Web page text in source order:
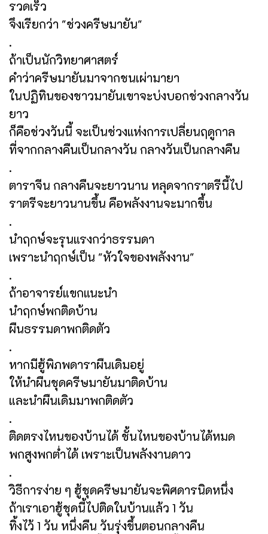
รวดเร็ว
จึงเรียกว่า "ช่วงครีษมายัน"
.
ถ้าเป็นนักวิทยาศาสตร์
คำว่าครีษมายันมาจากชนเผ่ามายา
ในปฏิทินของชาวมายันเขาจะบ่งบอกช่วงกลางวัน
ยาว
ก็คือช่วงวันนี้ จะเป็นช่วงแห่งการเปลี่ยนฤดูกาล
ที่จากกลางคืนเป็นกลางวัน กลางวันเป็นกลางคืน
.
ตาราจีน กลางคืนจะยาวนาน หลุดจากราตรีนี้ไป
ราตรีจะยาวนานขึ้น คือพลังงานจะมากขึ้น
.
นำฤกษ์จะรุนแรงกว่าธรรมดา
เพราะนำฤกษ์เป็น "หัวใจของพลังงาน"
.
ถ้าอาจารย์แขกแนะนำ
นำฤกษ์พกติดบ้าน
ผืนธรรมดาพกติดตัว
.
หากมีฮู้พิภพดาราผืนเดิมอยู่
ให้นำผืนชุดครีษมายันมาติดบ้าน
และนำผืนเดิมมาพกติดตัว
.
ติดตรงไหนของบ้านได้ ชั้นไหนของบ้านได้หมด
พกสูงพกต่ำได้ เพราะเป็นพลังงานดาว
.
วิธีการง่าย ๆ ฮู้ชุดครีษมายันจะพิศดารนิดหนึ่ง
ถ้าเราเอาฮู้ชุดนี้ไปติดในบ้านแล้ว 1 วัน
ทิ้งไว้ 1 วัน หนึ่งคืน วันรุ่งขึ้นตอนกลางคืน